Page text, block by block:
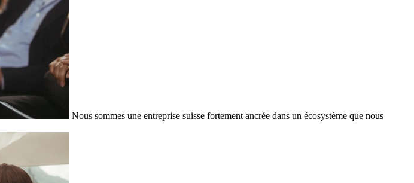
Nous sommes une entreprise suisse fortement ancrée dans un écosystème que nous